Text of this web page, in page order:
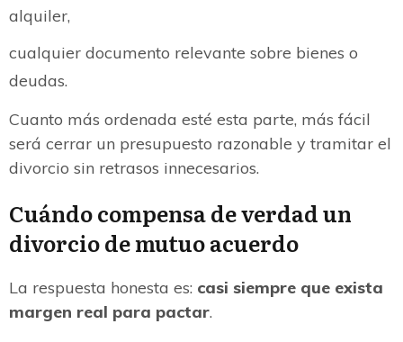
alquiler,
cualquier documento relevante sobre bienes o
deudas.
Cuanto más ordenada esté esta parte, más fácil
será cerrar un presupuesto razonable y tramitar el
divorcio sin retrasos innecesarios.
Cuándo compensa de verdad un
divorcio de mutuo acuerdo
La respuesta honesta es: casi siempre que exista
margen real para pactar.